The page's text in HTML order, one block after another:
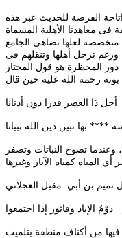
الفرصة للحديث عبر هذه
فى معاهدنا الأهلية المسماة
متخصصة لعلها تضاهي الجامع
ورغم ترحل أهلها وتنقلهم فى
المحظرة هو قول المختار
ذا العصر قدرا دون أدنانا
بها نبين دين الله تبيانا
تصوح النباتات وتصفر
تميم بن أبي مقبل العجلاني
وفاثور إذا اجتمعوا
من أكناف منطقة بتلميت